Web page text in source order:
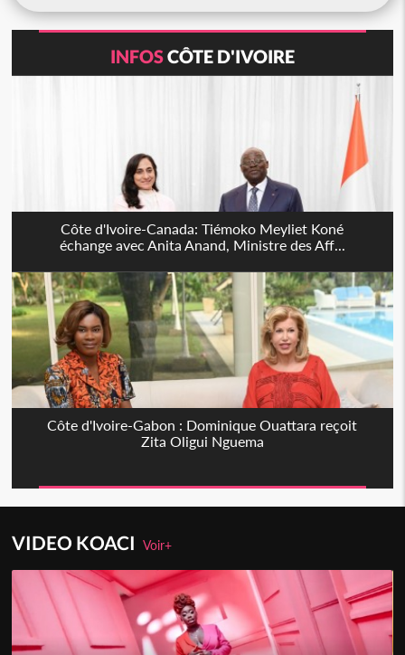
INFOSCÔTE D'IVOIRE
Côte d'Ivoire-Canada: Tiémoko Meyliet Koné
échange avec Anita Anand, Ministre des Aff...
Côte d'Ivoire-Gabon : Dominique Ouattara reçoit
Zita Oligui Nguema
VIDEO KOACIVoir+